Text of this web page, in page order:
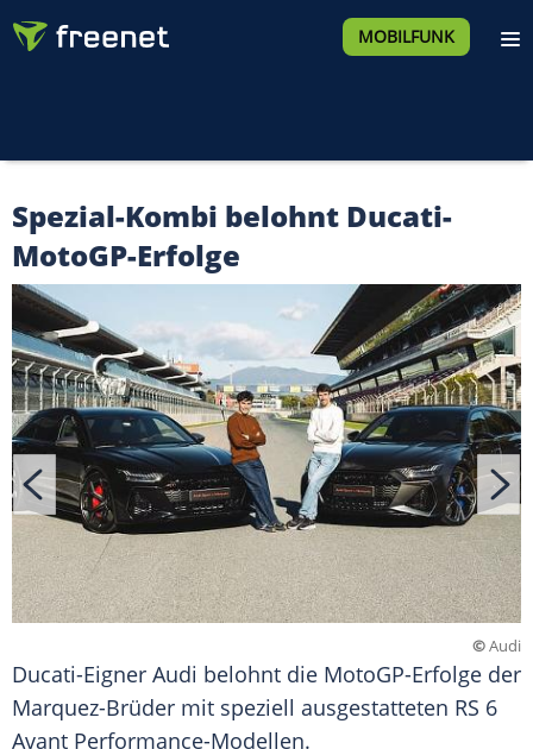
MOBILFUNK
Spezial-Kombi belohnt Ducati-
MotoGP-Erfolge
©Audi
Ducati-Eigner Audi belohnt die MotoGP-Erfolge der
Marquez-Brüder mit speziell ausgestatteten RS 6
Avant Performance-Modellen.